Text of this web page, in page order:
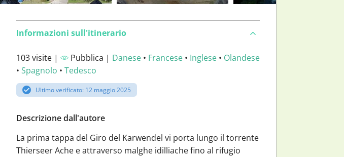
Informazioni sull'itinerario
103 visite | Pubblica | Danese • Francese • Inglese • Olandese
• Spagnolo • Tedesco
Ultimo verificato: 12 maggio 2025
Descrizione dall'autore
La prima tappa del Giro del Karwendel vi porta lungo il torrente
Thierseer Ache e attraverso malghe idilliache fino al rifugio